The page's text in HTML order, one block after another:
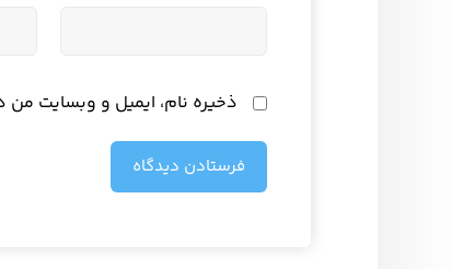
ذخیره نام، ایمیل و وبسایت من
فرستادن دیدگاه